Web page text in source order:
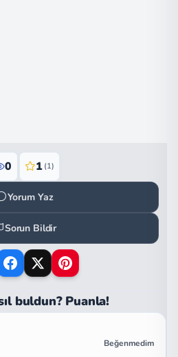
0 1 (1)
Yorum Yaz
Sorun Bildir
buldun? Puanla!
Beğenmedim